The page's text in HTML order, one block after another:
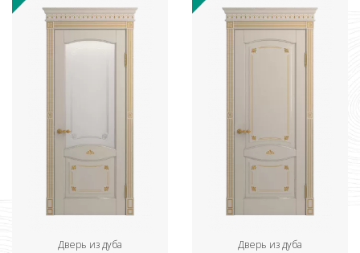
Дверь из дуба Дверь из дуба